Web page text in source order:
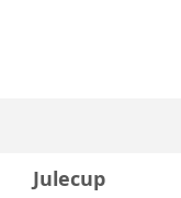
Julecup